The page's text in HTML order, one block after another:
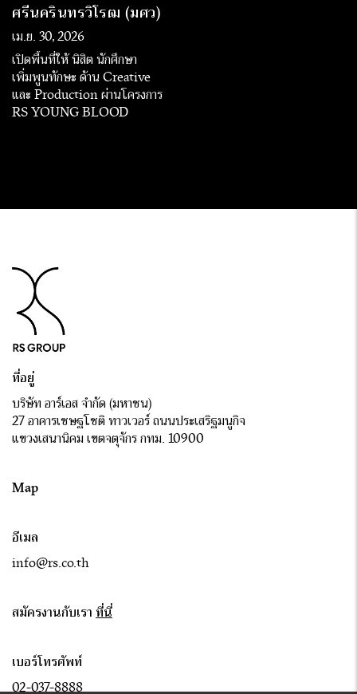
ศรีนครินทรวิโรฒ (มศว)
เม.ย. 30, 2026
เปิดพื้นที่ให้ นิสิต นักศึกษา
เพิ่มพูนทักษะ ด้าน Creative
และ Production ผ่านโครงการ
RS YOUNG BLOOD
ที่อยู่
บริษัท อาร์เอส จำกัด (มหาชน)
27 อาคารเชษฐโชติ ทาวเวอร์ ถนนประเสริฐมนูกิจ
แขวงเสนานิคม เขตจตุจักร กทม. 10900
Map
อีเมล
info@rs.co.th
สมัครงานกับเรา ที่นี่
เบอร์โทรศัพท์
02-037-8888